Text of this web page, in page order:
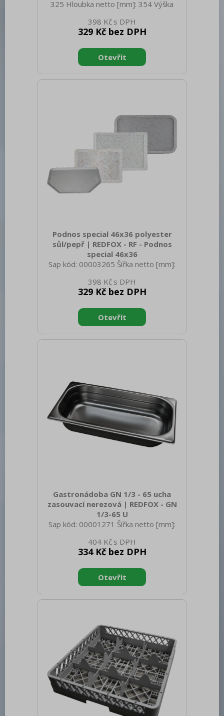
325 Hloubka netto [mm]: 354 Výška
0.69 Šířka brutto [mm]: 350 Hloubka
brutto [mm]: 540 Výška brutto [mm]:
Materiál: Nerez Těsnění: Ne Úchyty: Ne
Vnější barva zařízení: Nerezové Velikost
GN / EN zařízení [mm]: GN 2/3 Otvor
398 Kč
329 Kč bez DPH
Podnos special 46x36 polyester
sůl/pepř | REDFOX - RF - Podnos
special 46x36
Sap kód: 00003265 Šířka netto [mm]:
netto [mm]: 20 Hmotnost netto [kg]:
0.70 Šířka brutto [mm]: 465 Hloubka
190 Hmotnost brutto [kg]: 17.80
Materiál: Polyester Vnější barva zařízení:
Sůl/pepř
398 Kč
329 Kč bez DPH
Gastronádoba GN 1/3 - 65 ucha
zasouvací nerezová | REDFOX - GN
1/3-65 U
Sap kód: 00001271 Šířka netto [mm]:
netto [mm]: 65 Hmotnost netto [kg]:
0.60 Šířka brutto [mm]: 550 Hloubka
300 Hmotnost brutto [kg]: 0.70
Materiál: AISI 304 Vnější barva zařízení:
Nerezové Hloubka GN zařízení [mm]: 65
404 Kč
334 Kč bez DPH